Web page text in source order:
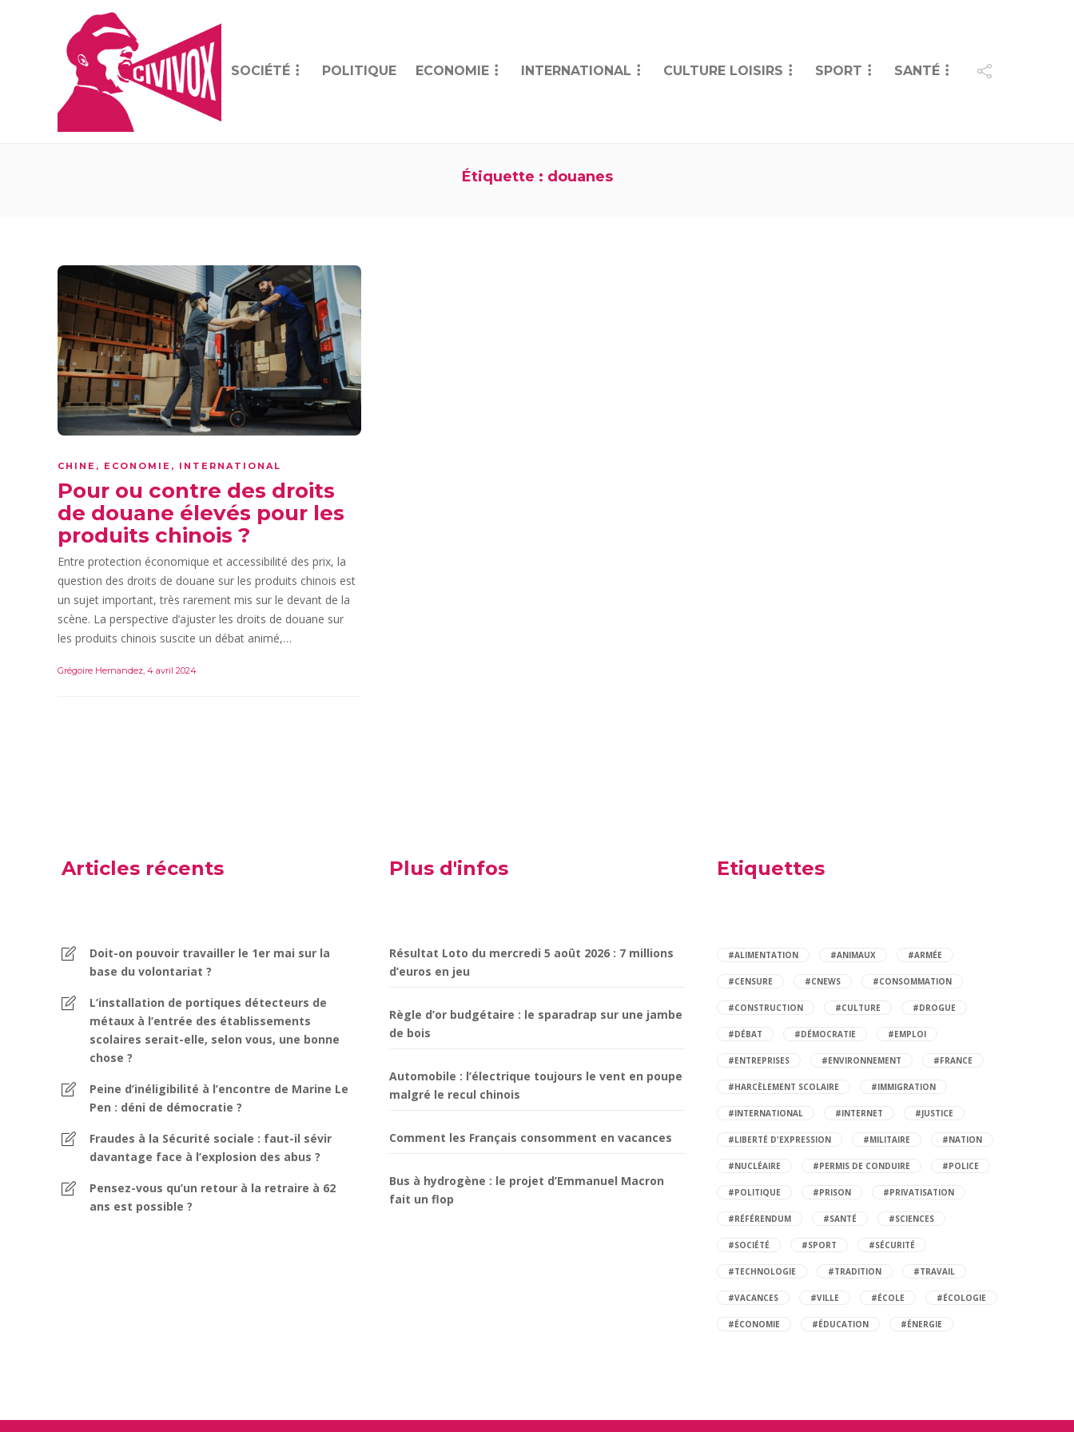
SOCIÉTÉ POLITIQUE ECONOMIE INTERNATIONAL CULTURE LOISIRS SPORT SANTÉ
Étiquette : douanes
CHINE , ECONOMIE , INTERNATIONAL
Pour ou contre des droits
de douane élevés pour les
produits chinois ?
Entre protection économique et accessibilité des prix, la
question des droits de douane sur les produits chinois est
un sujet important, très rarement mis sur le devant de la
scène. La perspective d’ajuster les droits de douane sur
les produits chinois suscite un débat animé,…
Grégoire Hernandez, 4 avril 2024
Articles récents
Doit-on pouvoir travailler le 1er mai sur la
base du volontariat ?
L’installation de portiques détecteurs de
métaux à l’entrée des établissements
scolaires serait-elle, selon vous, une bonne
chose ?
Peine d’inéligibilité à l’encontre de Marine Le
Pen : déni de démocratie ?
Fraudes à la Sécurité sociale : faut-il sévir
davantage face à l’explosion des abus ?
Pensez-vous qu’un retour à la retraire à 62
ans est possible ?
Plus d'infos
Résultat Loto du mercredi 5 août 2026 : 7 millions
d’euros en jeu
Règle d’or budgétaire : le sparadrap sur une jambe
de bois
Automobile : l’électrique toujours le vent en poupe
malgré le recul chinois
Comment les Français consomment en vacances
Bus à hydrogène : le projet d’Emmanuel Macron
fait un flop
Etiquettes
#ALIMENTATION #ANIMAUX #ARMÉE
#CENSURE #CNEWS #CONSOMMATION
#CONSTRUCTION #CULTURE #DROGUE
#DÉBAT #DÉMOCRATIE #EMPLOI
#ENTREPRISES #ENVIRONNEMENT #FRANCE
#HARCÈLEMENT SCOLAIRE #IMMIGRATION
#INTERNATIONAL #INTERNET #JUSTICE
#LIBERTÉ D'EXPRESSION #MILITAIRE #NATION
#NUCLÉAIRE #PERMIS DE CONDUIRE #POLICE
#POLITIQUE #PRISON #PRIVATISATION
#RÉFÉRENDUM #SANTÉ #SCIENCES
#SOCIÉTÉ #SPORT #SÉCURITÉ
#TECHNOLOGIE #TRADITION #TRAVAIL
#VACANCES #VILLE #ÉCOLE #ÉCOLOGIE
#ÉCONOMIE #ÉDUCATION #ÉNERGIE